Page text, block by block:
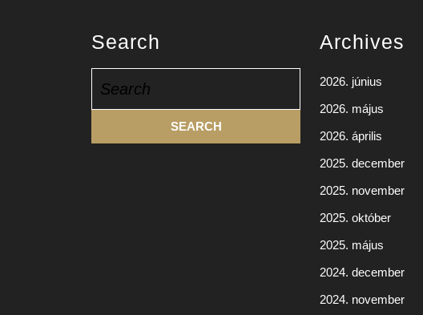
Search
for:
Archives
2026. június
2026. május
2026. április
2025. december
2025. november
2025. október
2025. május
2024. december
2024. november